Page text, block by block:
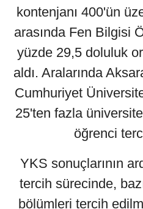
kontenjanı 400'ün
arasında Fen Bilgisi
yüzde 29,5 doluluk
aldı. Aralarında
Cumhuriyet
25'ten fazla
öğrenci
YKS sonuçlarının
tercih sürecinde,
bölümleri tercih